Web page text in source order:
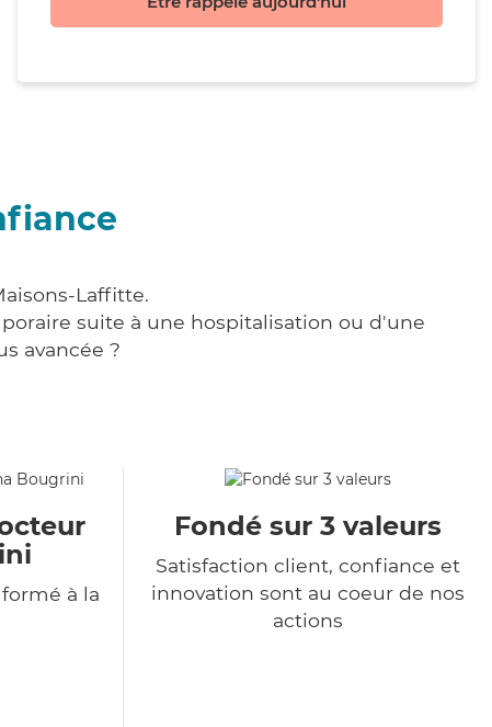
Laffitte.
suite à une hospitalisation ou d'une
avancée ?
à la
Fondé sur 3 valeurs
Satisfaction client, confiance et
innovation sont au coeur de nos
actions